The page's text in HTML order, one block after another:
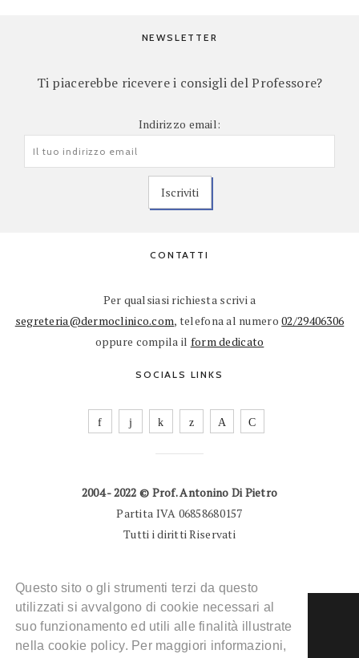
Questo sito o gli strumenti terzi da questo
utilizzati si avvalgono di cookie necessari al
suo funzionamento ed utili alle finalità illustrate
nella cookie policy. Per maggiori informazioni,
NEWSLETTER
Ti piacerebbe ricevere i consigli del Professore?
Indirizzo email:
CONTATTI
Per qualsiasi richiesta scrivi a
segreteria@dermoclinico.com, telefona al numero02/29406306
oppure compila il form dedicato
SOCIALS LINKS
2004 - 2022 © Prof. Antonino Di Pietro
Partita IVA 06858680157
Tutti i diritti Riservati